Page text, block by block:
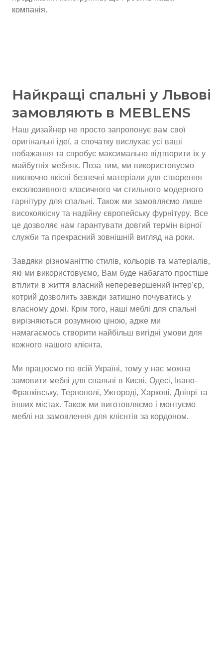
компанія.
Найкращі спальні у Львові
замовляють в MEBLENS
Наш дизайнер не просто запропонує вам свої
оригінальні ідеї, а спочатку вислухає усі ваші
побажання та спробує максимально відтворити їх у
майбутніх меблях. Поза тим, ми використовуємо
виключно якісні безпечні матеріали для створення
ексклюзивного класичного чи стильного модерного
гарнітуру для спальні. Також ми замовляємо лише
високоякісну та надійну європейську фурнітуру. Все
це дозволяє нам гарантувати довгий термін вірної
служби та прекрасний зовнішній вигляд на роки.
Завдяки різноманіттю стилів, кольорів та матеріалів,
які ми використовуємо, Вам буде набагато простіше
втілити в життя власний неперевершений інтер’єр,
котрий дозволить завжди затишно почуватись у
власному домі. Крім того, наші меблі для спальні
вирізняються розумною ціною, адже ми
намагаємось створити найбільш вигідні умови для
кожного нашого клієнта.
Ми працюємо по всій Україні, тому у нас можна
замовити меблі для спальні в Києві, Одесі, Івано-
Франківську, Тернополі, Ужгороді, Харкові, Дніпрі та
інших містах. Також ми виготовляємо і монтуємо
меблі на замовлення для клієнтів за кордоном.